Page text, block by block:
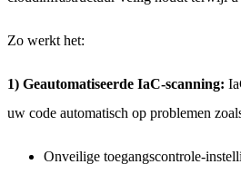
Zo werkt het:
1) Geautomatiseerde IaC-scanning:
uw code automatisch op problemen
Onveilige toegangscontrole-